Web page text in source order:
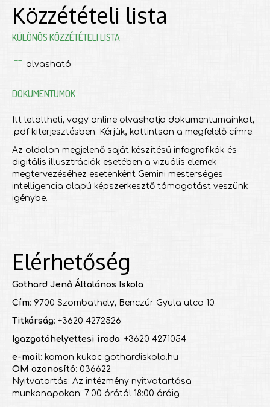
Közzétételi lista
KÜLÖNÖS KÖZZÉTÉTELI LISTA
ITT olvasható
DOKUMENTUMOK
Itt letöltheti, vagy online olvashatja dokumentumainkat,
.pdf kiterjesztésben. Kérjük, kattintson a megfelelő címre.
Az oldalon megjelenő saját készítésű infografikák és
digitális illusztrációk esetében a vizuális elemek
megtervezéséhez esetenként Gemini mesterséges
intelligencia alapú képszerkesztő támogatást veszünk
igénybe.
Elérhetőség
Gothard Jenő Általános Iskola
Cím: 9700 Szombathely, Benczúr Gyula utca 10.
Titkárság: +3620 4272526
Igazgatóhelyettesi iroda: +3620 4271054
e-mail: kamon kukac gothardiskola.hu
OM azonosító: 036622
Nyitvatartás: Az intézmény nyitvatartása
munkanapokon: 7:00 órától 18:00 óráig